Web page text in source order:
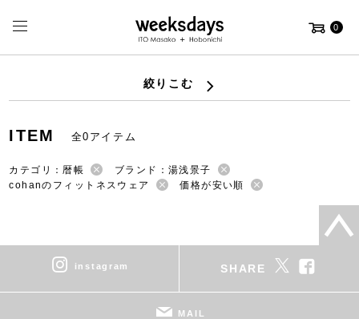
0
絞りこむ
ITEM 全0アイテム
カテゴリ：暦帳
ブランド：湯浅景子
cohanのフィットネスウェア
価格が安い順
instagram SHARE
MAIL